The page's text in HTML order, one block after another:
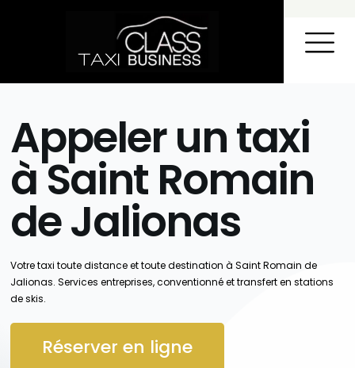
Appeler un taxi
à Saint Romain
de Jalionas
Votre taxi toute distance et toute destination à Saint Romain de
Jalionas. Services entreprises, conventionné et transfert en stations
de skis.
Réserver en ligne